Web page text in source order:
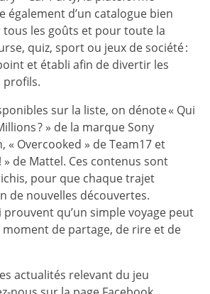
également d’un catalogue bien
les goûts et pour toute la
quiz, sport ou jeux de société :
et établi afin de divertir les
profils.
sur la liste, on dénote « Qui
? » de la marque Sony
« Overcooked » de Team17 et
» de Mattel. Ces contenus sont
pour que chaque trajet
de nouvelles découvertes.
qu’un simple voyage peut
de partage, de rire et de
actualités relevant du jeu